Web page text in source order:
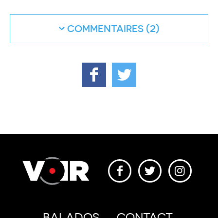
COMMENTAIRES